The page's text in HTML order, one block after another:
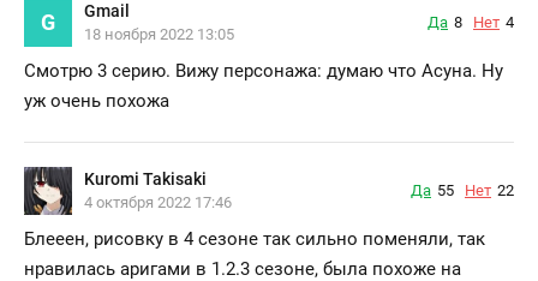
G Gmail
18 ноября 2022 13:05
Да 8 Нет 4
Смотрю 3 серию. Вижу персонажа: думаю что Асуна. Ну
уж очень похожа
Kuromi Takisaki
4 октября 2022 17:46
Да 55 Нет 22
Блееен, рисовку в 4 сезоне так сильно поменяли, так
нравилась аригами в 1.2.3 сезоне, была похоже на